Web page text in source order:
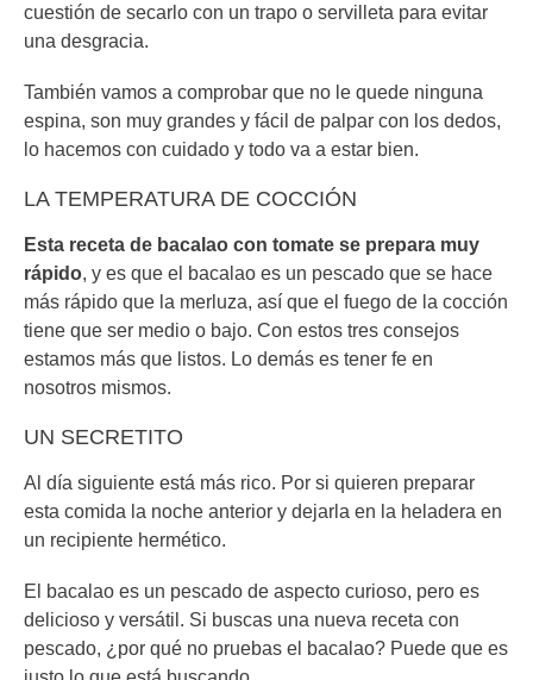
cuestión de secarlo con un trapo o servilleta para evitar
una desgracia.
También vamos a comprobar que no le quede ninguna
espina, son muy grandes y fácil de palpar con los dedos,
lo hacemos con cuidado y todo va a estar bien.
LA TEMPERATURA DE COCCIÓN
Esta receta de bacalao con tomate se prepara muy
rápido, y es que el bacalao es un pescado que se hace
más rápido que la merluza, así que el fuego de la cocción
tiene que ser medio o bajo. Con estos tres consejos
estamos más que listos. Lo demás es tener fe en
nosotros mismos.
UN SECRETITO
Al día siguiente está más rico. Por si quieren preparar
esta comida la noche anterior y dejarla en la heladera en
un recipiente hermético.
El bacalao es un pescado de aspecto curioso, pero es
delicioso y versátil. Si buscas una nueva receta con
pescado, ¿por qué no pruebas el bacalao? Puede que es